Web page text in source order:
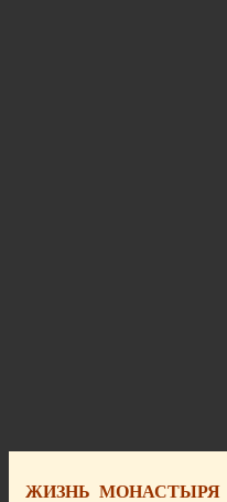
ЖИЗНЬ МОНАСТЫРЯ